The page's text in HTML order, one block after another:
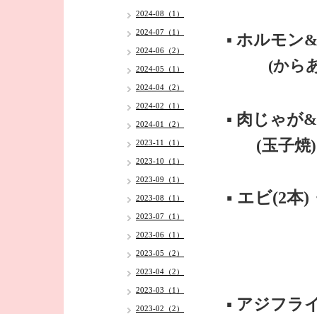
▪️ ホルモン
(から
▪️ 肉じゃが
(玉子焼)
▪️ エビ(2本
▪️ アジフラ
2024-08（1）
2024-07（1）
2024-06（2）
2024-05（1）
2024-04（2）
2024-02（1）
2024-01（2）
2023-11（1）
2023-10（1）
2023-09（1）
2023-08（1）
2023-07（1）
2023-06（1）
2023-05（2）
2023-04（2）
2023-03（1）
2023-02（2）